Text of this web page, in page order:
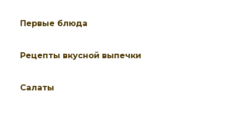
Первые блюда
Рецепты вкусной выпечки
Салаты